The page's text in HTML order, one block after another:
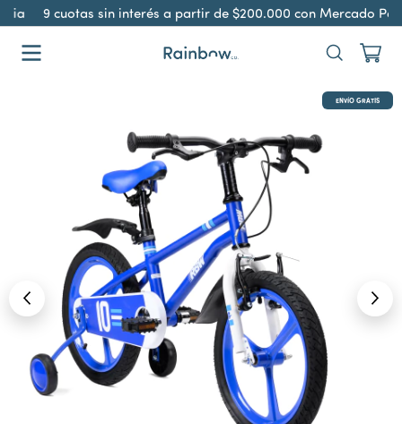
9 cuotas sin interés a partir de $200.000 con Mercado
ENVÍO GRATIS